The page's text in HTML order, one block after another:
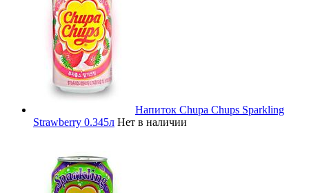
Напиток Chupa Chups Sparkling
Strawberry 0.345л Нет в наличии